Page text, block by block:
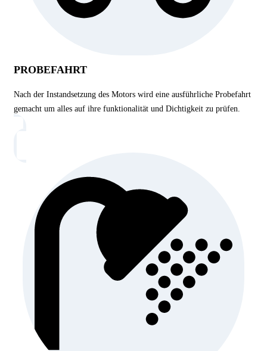
PROBEFAHRT
Nach der Instandsetzung des Motors wird eine ausführliche Probefahrt
gemacht um alles auf ihre funktionalität und Dichtigkeit zu prüfen.